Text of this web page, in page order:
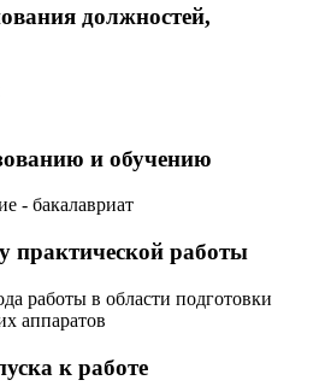
должностей,
и обучению
- бакалавриат
практической работы
работы в области подготовки
аппаратов
к работе